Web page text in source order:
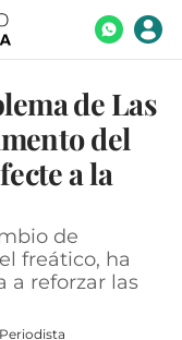
de Las
del
a la
de
freático, ha
a reforzar las